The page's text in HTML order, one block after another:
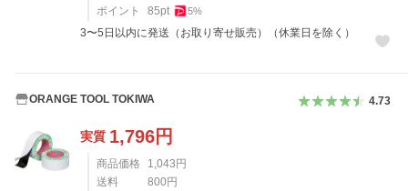
ポイント
85pt 5%
3〜5日以内に発送（お取り寄せ販売）（休業日を除く）
ORANGE TOOL TOKIWA 4.73
実質 1,796円
商品価格 1,043 円
送料
800 円